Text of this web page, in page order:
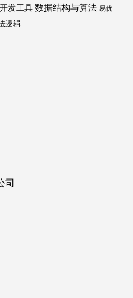
开发工具 数据结构与算法 易优
逻辑
司